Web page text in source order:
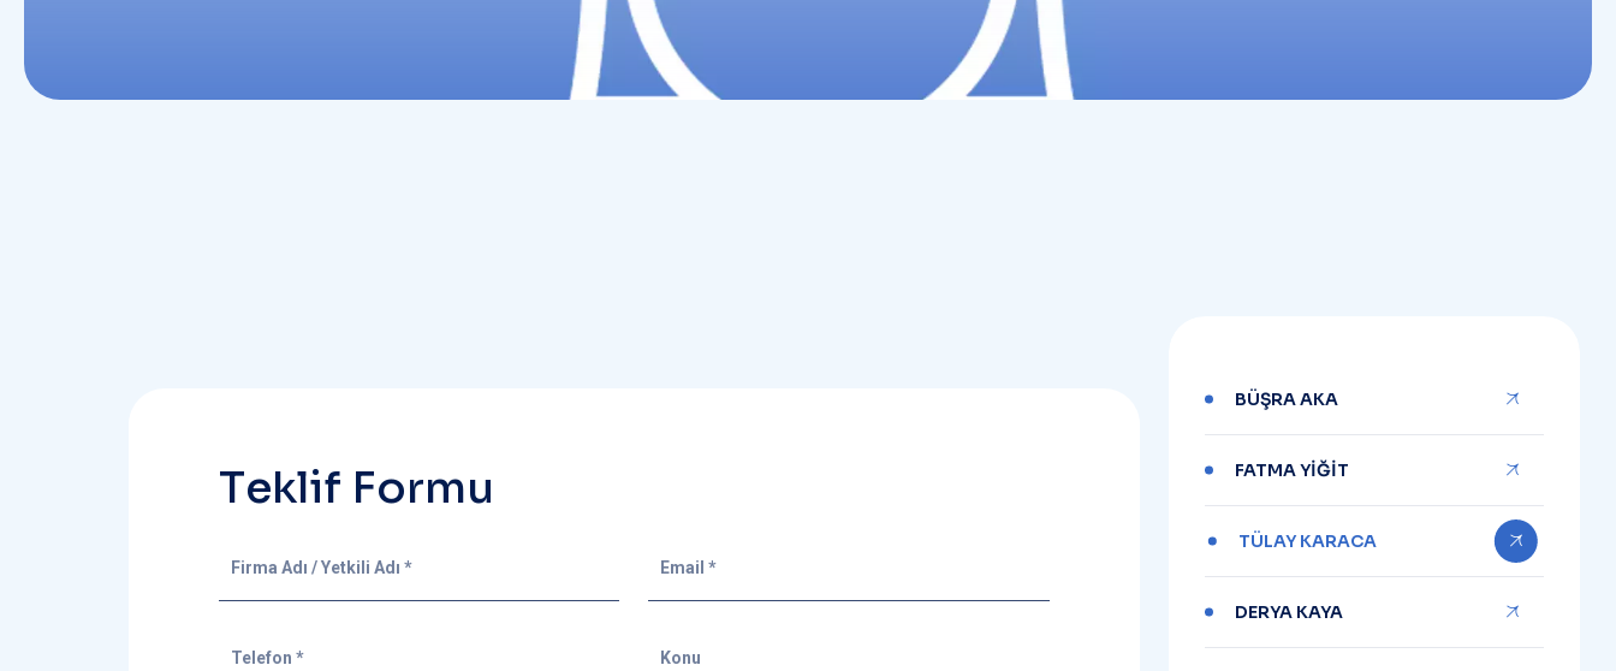
Teklif Formu
BÜŞRA AKA
FATMA YİĞİT
TÜLAY KARACA
DERYA KAYA